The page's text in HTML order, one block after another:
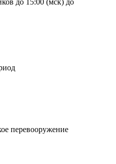
до 15:00 (мск) до
перевооружение